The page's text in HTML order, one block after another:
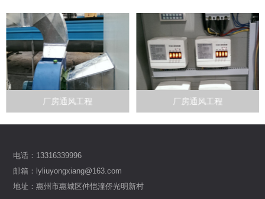
厂房通风工程 厂房通风工程
电话：13316339996
邮箱：lyliuyongxiang@163.com
地址：惠州市惠城区仲恺潼侨光明新村